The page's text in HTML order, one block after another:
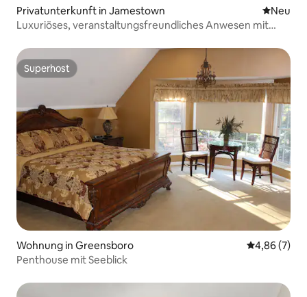
Privatunterkunft in Jamestown Neue
Neu
Luxuriöses, veranstaltungsfreundliches Anwesen mit
Superhost
Superhost
Wohnung in Greensboro
4,86 (7)
Penthouse mit Seeblick